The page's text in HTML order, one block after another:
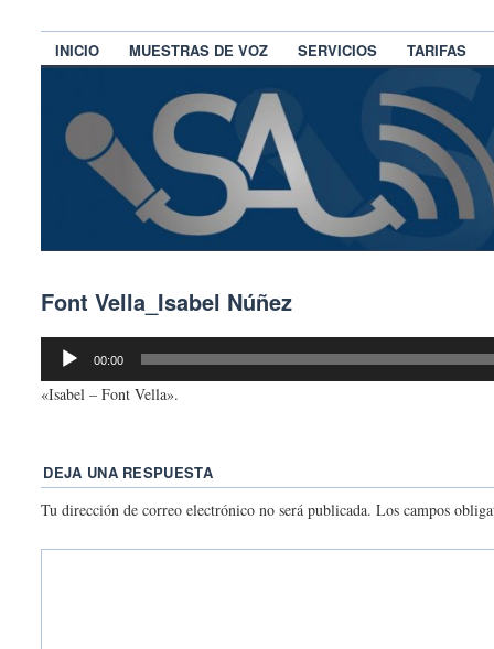
INICIO MUESTRAS DE VOZ SERVICIOS TARIFAS
Font Vella_Isabel Núñez
Reproductor
audio
00:00
«Isabel – Font Vella».
DEJA UNA RESPUESTA
Tu dirección de correo electrónico no será publicada. Los campos